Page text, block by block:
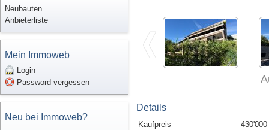
Neubauten
Anbieterliste
Mein Immoweb
Login
Password vergessen
Neu bei Immoweb?
Details
Kaufpreis
430'000